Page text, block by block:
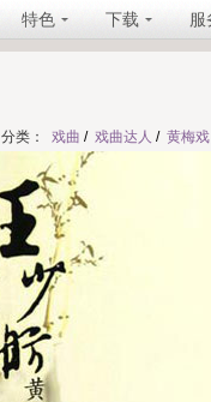
特色 下载 服
分类： 戏曲 / 戏曲达人 / 黄梅戏